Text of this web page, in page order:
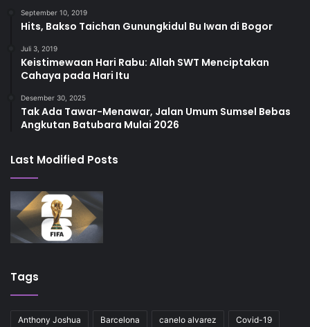
September 10, 2019
Hits, Bakso Taichan Gunungkidul Bu Iwan di Bogor
Juli 3, 2019
Keistimewaan Hari Rabu: Allah SWT Menciptakan
Cahaya pada Hari Itu
Desember 30, 2025
Tak Ada Tawar-Menawar, Jalan Umum Sumsel Bebas
Angkutan Batubara Mulai 2026
Last Modified Posts
Tags
Anthony Joshua Barcelona canelo alvarez Covid-19